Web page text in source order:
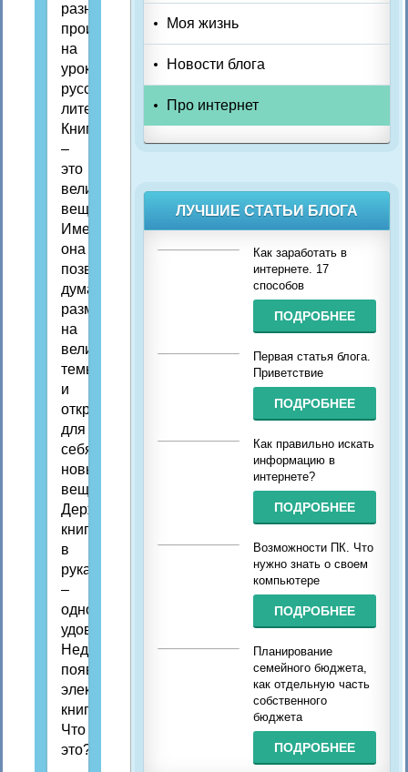
разные
произведения
на
уроках
русской
литературы.
Книга
–
это
великая
вещь.
Именно
она
позволяет
думать,
размышлять
на
великие
темы
и
открывать
для
себя
новые
вещи.
Держать
книгу
в
руках
–
одно
удовольствие.
Недавно
появилась
электронная
книга.
Что
это?
Моя жизнь
Новости блога
Про интернет
ЛУЧШИЕ СТАТЬИ БЛОГА
Как заработать в
интернете. 17
способов
ПОДРОБНЕЕ
Первая статья блога.
Приветствие
ПОДРОБНЕЕ
Как правильно искать
информацию в
интернете?
ПОДРОБНЕЕ
Возможности ПК. Что
нужно знать о своем
компьютере
ПОДРОБНЕЕ
Планирование
семейного бюджета,
как отдельную часть
собственного
бюджета
ПОДРОБНЕЕ